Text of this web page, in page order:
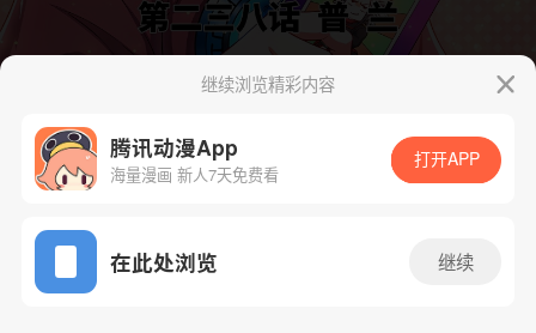
App免费看
下一话 腾漫App免费看
继续浏览精彩内容
腾讯动漫App
海量漫画 新人7天免费看
打开APP
在此处浏览 继续